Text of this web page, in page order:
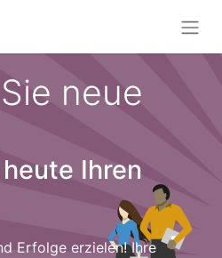
neue
Ihren
Erfolge erzielen! Ihre